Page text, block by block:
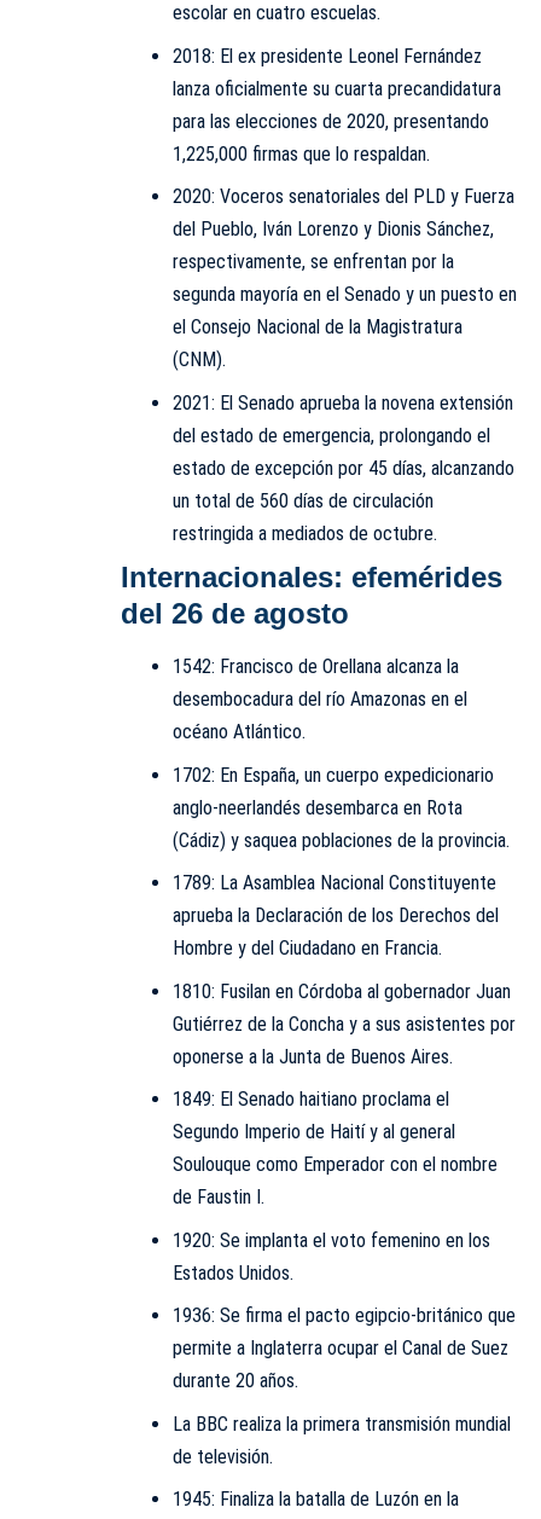
escolar en cuatro escuelas.
2018: El ex presidente Leonel Fernández
lanza oficialmente su cuarta precandidatura
para las elecciones de 2020, presentando
1,225,000 firmas que lo respaldan.
2020: Voceros senatoriales del PLD y Fuerza
del Pueblo, Iván Lorenzo y Dionis Sánchez,
respectivamente, se enfrentan por la
segunda mayoría en el Senado y un puesto en
el Consejo Nacional de la Magistratura
(CNM).
2021: El Senado aprueba la novena extensión
del estado de emergencia, prolongando el
estado de excepción por 45 días, alcanzando
un total de 560 días de circulación
restringida a mediados de octubre.
Internacionales: efemérides
del 26 de agosto
1542: Francisco de Orellana alcanza la
desembocadura del río Amazonas en el
océano Atlántico.
1702: En España, un cuerpo expedicionario
anglo-neerlandés desembarca en Rota
(Cádiz) y saquea poblaciones de la provincia.
1789: La Asamblea Nacional Constituyente
aprueba la Declaración de los Derechos del
Hombre y del Ciudadano en Francia.
1810: Fusilan en Córdoba al gobernador Juan
Gutiérrez de la Concha y a sus asistentes por
oponerse a la Junta de Buenos Aires.
1849: El Senado haitiano proclama el
Segundo Imperio de Haití y al general
Soulouque como Emperador con el nombre
de Faustin I.
1920: Se implanta el voto femenino en los
Estados Unidos.
1936: Se firma el pacto egipcio-británico que
permite a Inglaterra ocupar el Canal de Suez
durante 20 años.
La BBC realiza la primera transmisión mundial
de televisión.
1945: Finaliza la batalla de Luzón en la